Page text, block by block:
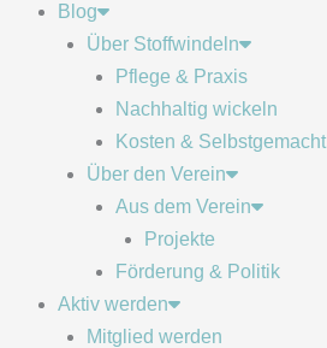
Blog
Über Stoffwindeln
Pflege & Praxis
Nachhaltig wickeln
Kosten & Selbstgemacht
Über den Verein
Aus dem Verein
Projekte
Förderung & Politik
Aktiv werden
Mitglied werden